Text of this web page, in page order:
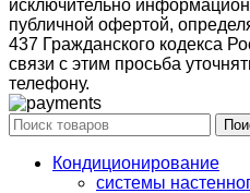
исключительно
публичной офертой,
437 Гражданского кодекса
связи с этим просьба
телефону.
Кондиционирование
системы